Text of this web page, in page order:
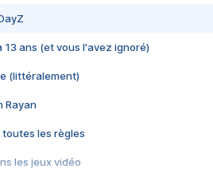
13 ans (et vous l'avez ignoré)
(littéralement)
Rayan
toutes les règles
les jeux vidéo